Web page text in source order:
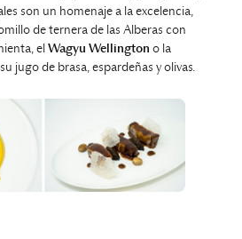
son un homenaje a la excelencia,
de ternera de las Alberas con
el Wagyu Wellington o la
jugo de brasa, espardeñas y olivas.